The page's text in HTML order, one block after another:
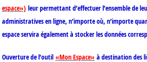
espace») leur permettant d’effectuer l’ensemble de
administratives en ligne, n’importe où, n’importe
espace servira également à stocker les données
Ouverture de l’outil «Mon Espace» à destination des